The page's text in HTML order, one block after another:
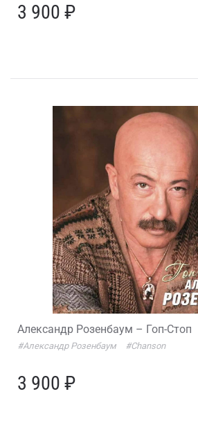
3 900 ₽
Александр Розенбаум – Гоп-Стоп
#Александр Розенбаум #Chanson
3 900 ₽